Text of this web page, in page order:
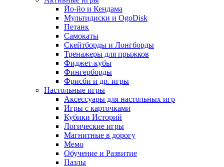
Йо-йо и Кендама
Мультидиски и OgoDisk
Петанк
Самокаты
Скейтборды и Лонгборды
Тренажеры для прыжков
Фиджет-кубы
Фингерборды
Фрисби и др. игры
Настольные игры
Аксессуары для настольных игр
Игры с карточками
Кубики Историй
Логические игры
Магнитные в дорогу
Мемо
Обучение и Развитие
Пазлы